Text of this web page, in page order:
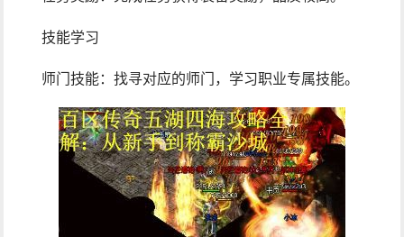
技能学习
师门技能：找寻对应的师门，学习职业专属技能。